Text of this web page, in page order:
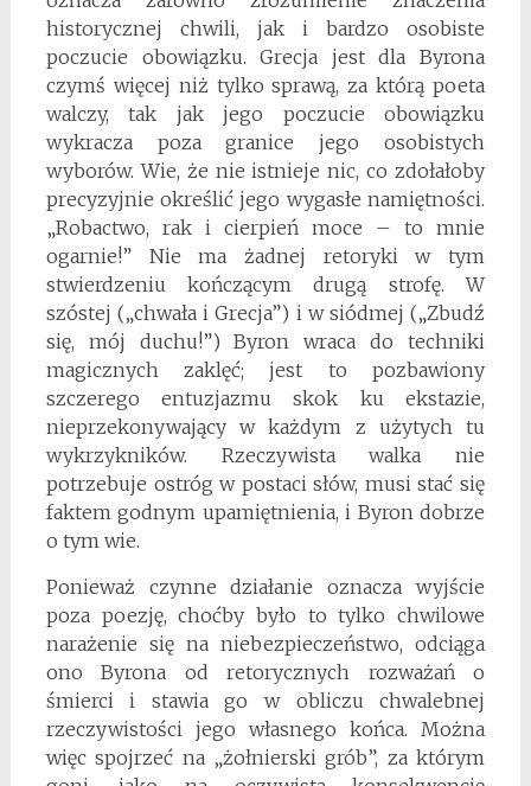
historycznej chwili, jak i bardzo osobiste
poczucie obowiązku. Grecja jest dla Byrona
czymś więcej niż tylko sprawą, za którą poeta
walczy, tak jak jego poczucie obowiązku
wykracza poza granice jego osobistych
wyborów. Wie, że nie istnieje nic, co zdołałoby
precyzyjnie określić jego wygasłe namiętności.
„Robactwo, rak i cierpień moce – to mnie
ogarnie!” Nie ma żadnej retoryki w tym
stwierdzeniu kończącym drugą strofę. W
szóstej („chwała i Grecja”) i w siódmej („Zbudź
się, mój duchu!”) Byron wraca do techniki
magicznych zaklęć; jest to pozbawiony
szczerego entuzjazmu skok ku ekstazie,
nieprzekonywający w każdym z użytych tu
wykrzykników. Rzeczywista walka nie
potrzebuje ostróg w postaci słów, musi stać się
faktem godnym upamiętnienia, i Byron dobrze
o tym wie.
Ponieważ czynne działanie oznacza wyjście
poza poezję, choćby było to tylko chwilowe
narażenie się na niebezpieczeństwo, odciąga
ono Byrona od retorycznych rozważań o
śmierci i stawia go w obliczu chwalebnej
rzeczywistości jego własnego końca. Można
więc spojrzeć na „żołnierski grób”, za którym